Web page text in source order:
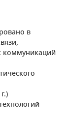
в
коммуникаций